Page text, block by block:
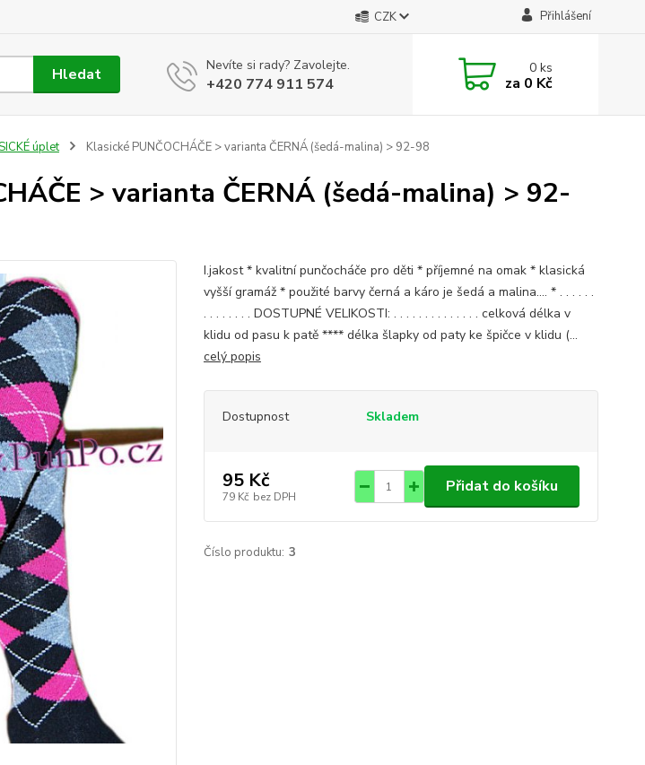
CZK Přihlášení
Hledat Nevíte si rady? Zavolejte.
+420 774 911 574
0ks
za 0 Kč
úplet Klasické PUNČOCHÁČE > varianta ČERNÁ (šedá-malina) > 92-98
> varianta ČERNÁ (šedá-malina) > 92-
I.jakost * kvalitní punčocháče pro děti * příjemné na omak * klasická
vyšší gramáž * použité barvy černá a káro je šedá a malina.... * . . . . . .
. . . . . . . . DOSTUPNÉ VELIKOSTI: . . . . . . . . . . . . . . celková délka v
klidu od pasu k patě **** délka šlapky od paty ke špičce v klidu (...
celý popis
Dostupnost Skladem
95 Kč
79 Kč bez DPH
Přidat do košíku
Číslo produktu: 3